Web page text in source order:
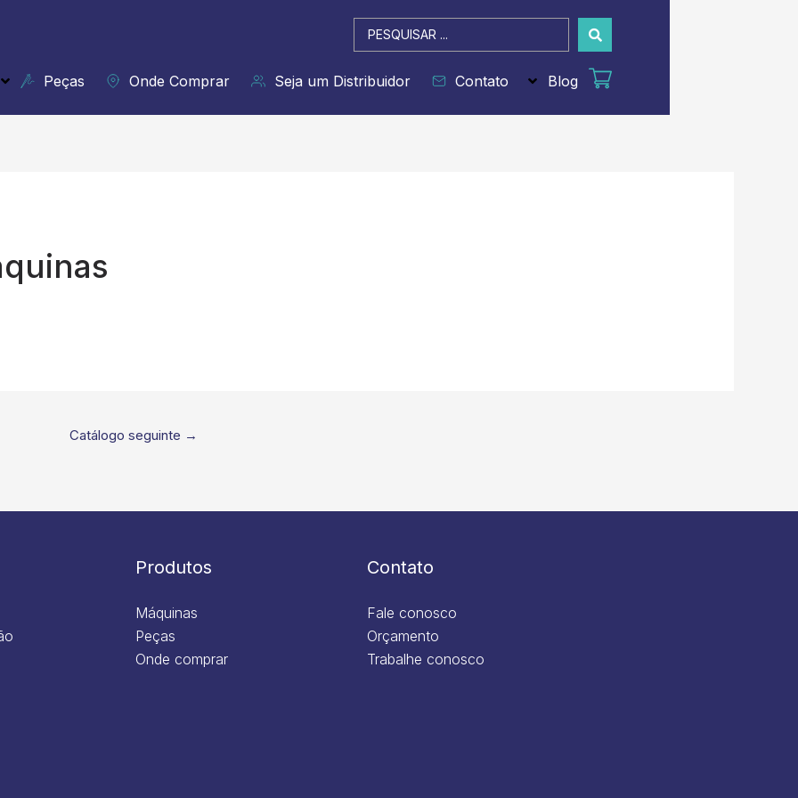
Pesquisar
...
Peças Onde Comprar Seja um Distribuidor Contato Blog
Catálogo seguinte →
Produtos
Máquinas
Peças
Onde comprar
Contato
Fale conosco
Orçamento
Trabalhe conosco